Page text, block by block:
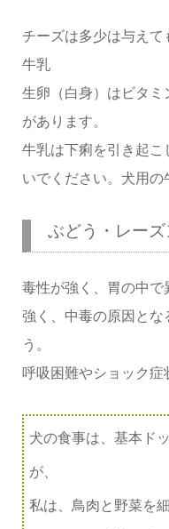
チーズは多少は与え
牛乳
生卵（白身）はビタミ
があります。
牛乳は下痢を引き起こ
いでください。犬用の
ぶどう・レー
毒性が強く、胃の中
強く、中毒の原因とな
う。
呼吸困難やショック症
犬の食事は、基本ド
が、
私は、鳥肉と野菜を